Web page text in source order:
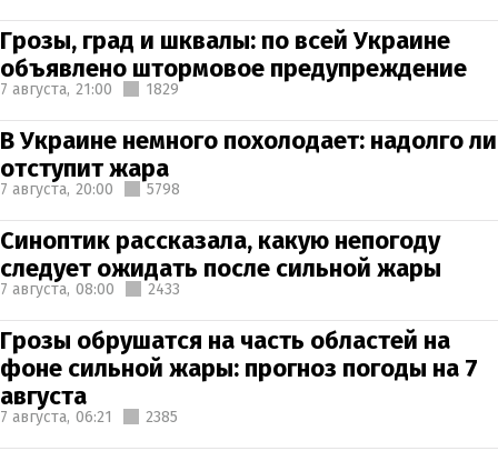
Грозы, град и шквалы: по всей Украине
объявлено штормовое предупреждение
7 августа, 21:00 1829
В Украине немного похолодает: надолго ли
отступит жара
7 августа, 20:00 5798
Синоптик рассказала, какую непогоду
следует ожидать после сильной жары
7 августа, 08:00 2433
Грозы обрушатся на часть областей на
фоне сильной жары: прогноз погоды на 7
августа
7 августа, 06:21 2385